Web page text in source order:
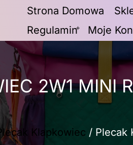
Strona Domowa
Regulamin
Moje
2W1 MINI
Klapkowiec / Plecak